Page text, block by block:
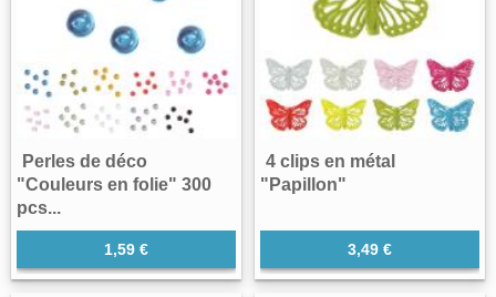
Perles de déco
"Couleurs en folie" 300
pcs...
1,59 €
4 clips en métal
"Papillon"
3,49 €